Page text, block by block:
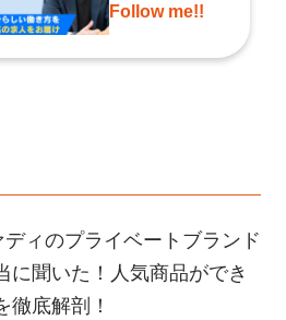
Follow me!!
ディのプライベートブランド
に聞いた！人気商品ができ
徹底解剖！